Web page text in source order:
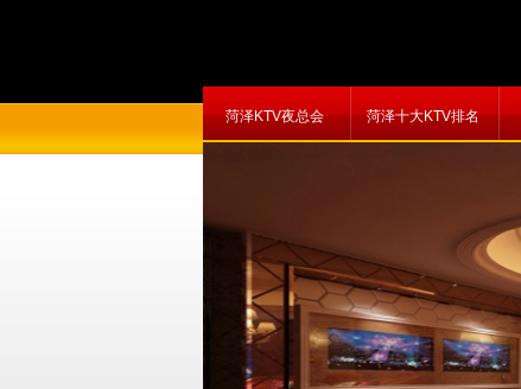
菏泽KTV夜总会 菏泽十大KTV排名